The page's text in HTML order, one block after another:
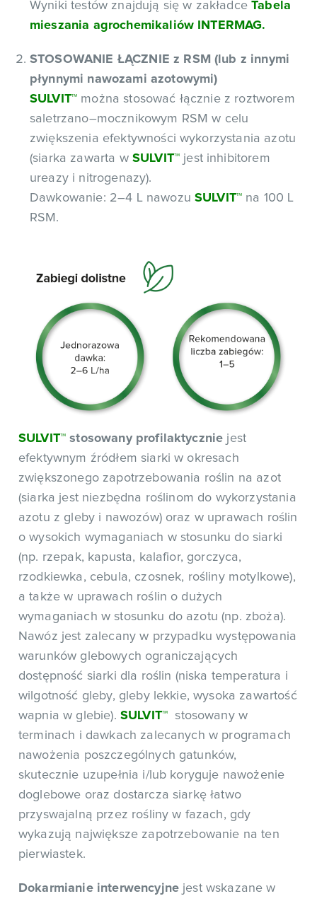
Wyniki testów znajdują się w zakładceTabela
mieszania agrochemikaliów INTERMAG.
STOSOWANIE ŁĄCZNIE z RSM (lub z innymi
płynnymi nawozami azotowymi)
SULVIT™ można stosować łącznie z roztworem
saletrzano–mocznikowym RSM w celu
zwiększenia efektywności wykorzystania azotu
(siarka zawarta w SULVIT™ jest inhibitorem
ureazy i nitrogenazy).
Dawkowanie: 2–4 L nawozu SULVIT™ na 100 L
RSM.
SULVIT™ stosowany profilaktycznie jest
efektywnym źródłem siarki w okresach
zwiększonego zapotrzebowania roślin na azot
(siarka jest niezbędna roślinom do wykorzystania
azotu z gleby i nawozów) oraz w uprawach roślin
o wysokich wymaganiach w stosunku do siarki
(np. rzepak, kapusta, kalafior, gorczyca,
rzodkiewka, cebula, czosnek, rośliny motylkowe),
a także w uprawach roślin o dużych
wymaganiach w stosunku do azotu (np. zboża).
Nawóz jest zalecany w przypadku występowania
warunków glebowych ograniczających
dostępność siarki dla roślin (niska temperatura i
wilgotność gleby, gleby lekkie, wysoka zawartość
wapnia w glebie). SULVIT™ stosowany w
terminach i dawkach zalecanych w programach
nawożenia poszczególnych gatunków,
skutecznie uzupełnia i/lub koryguje nawożenie
doglebowe oraz dostarcza siarkę łatwo
przyswajalną przez rośliny w fazach, gdy
wykazują największe zapotrzebowanie na ten
pierwiastek.
Dokarmianie interwencyjne jest wskazane w